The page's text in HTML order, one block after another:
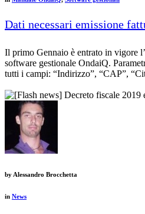
Dati necessari emissione
Il primo Gennaio è entrato in vigore
software gestionale OndaiQ.
tutti i campi: “Indirizzo”, “CAP”,
byAlessandro Brocchetta
in News